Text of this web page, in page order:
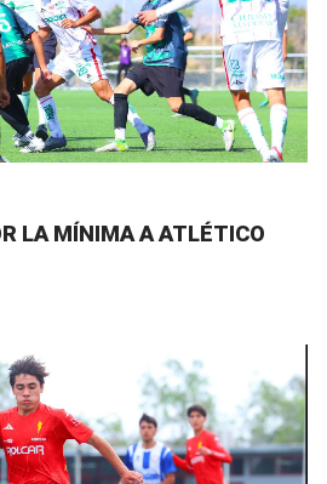
LA MÍNIMA A ATLÉTICO